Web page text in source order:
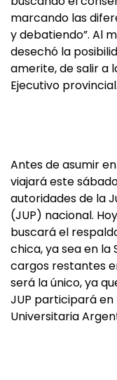
marcando las
y debatiendo”. Al
desechó la
amerite, de salir a
Ejecutivo provincial.
Antes de asumir
viajará este
autoridades de la
(JUP) nacional.
buscará el
chica, ya sea en la
cargos restantes
será la único, ya
JUP participará
Universitaria